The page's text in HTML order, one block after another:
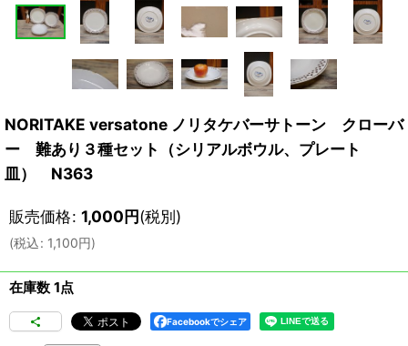
NORITAKE versatone ノリタケバーサトーン クローバ
ー 難あり３種セット（シリアルボウル、プレート
皿） N363
販売価格: 1,000円(税別)
(税込: 1,100円)
在庫数 1点
Facebookでシェア